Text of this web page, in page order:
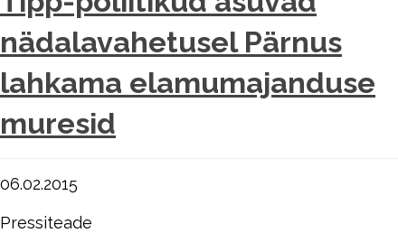
nädalavahetusel Pärnus
lahkama elamumajanduse
muresid
06.02.2015
Pressiteade